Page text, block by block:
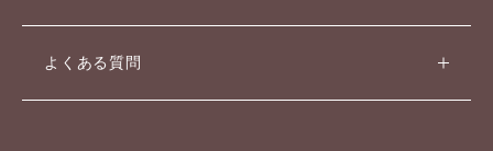
よくある質問